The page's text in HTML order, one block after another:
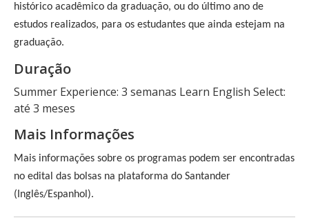
histórico acadêmico da graduação, ou do último ano de
estudos realizados, para os estudantes que ainda estejam na
graduação.
Duração
Summer Experience: 3 semanas Learn English Select:
até 3 meses
Mais Informações
Mais informações sobre os programas podem ser encontradas
no edital das bolsas na plataforma do Santander
(Inglês/Espanhol).